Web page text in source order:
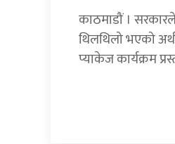
काठमाडौं ।
थिलथिलो भएको
प्याकेज कार्यक्रम